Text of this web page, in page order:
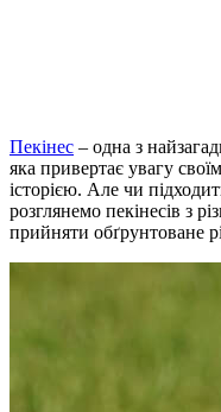
Пекінес – одна з
яка привертає увагу
історією. Але чи
розглянемо пекінесів з
прийняти обґрунтоване